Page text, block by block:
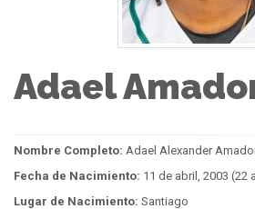
Adael
Nombre Completo: Adael Alexander
Fecha de Nacimiento: 11 de abril, 2003 (22
Lugar de Nacimiento: Santiago